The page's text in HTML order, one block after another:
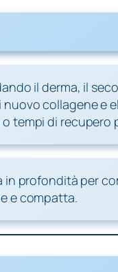
il derma, il
collagene e
tempi di recupero
in profondità per
e compatta.